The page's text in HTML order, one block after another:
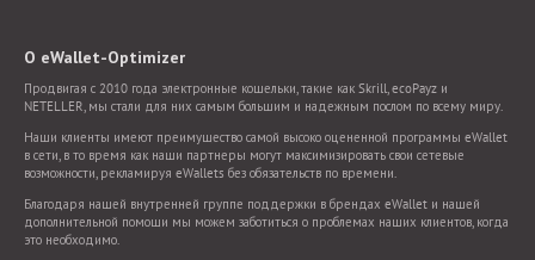
О eWallet-Optimizer
Продвигая с 2010 года электронные кошельки, такие как Skrill, ecoPayz и
NETELLER, мы стали для них самым большим и надежным послом по всему миру.
Наши клиенты имеют преимущество самой высоко оцененной программы eWallet
в сети, в то время как наши партнеры могут максимизировать свои сетевые
возможности, рекламируя eWallets без обязательств по времени.
Благодаря нашей внутренней группе поддержки в брендах eWallet и нашей
дополнительной помощи мы можем заботиться о проблемах наших клиентов, когда
это необходимо.